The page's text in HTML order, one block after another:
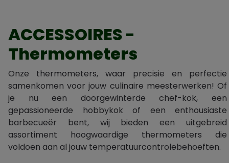
ACCESSOIRES -
Thermometers
Onze thermometers, waar precisie en perfectie
samenkomen voor jouw culinaire meesterwerken! Of
je nu een doorgewinterde chef-kok, een
gepassioneerde hobbykok of een enthousiaste
barbecueër bent, wij bieden een uitgebreid
assortiment hoogwaardige thermometers die
voldoen aan al jouw temperatuurcontrolebehoeften.